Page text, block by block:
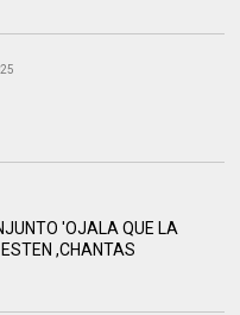
'OJALA QUE LA
,CHANTAS